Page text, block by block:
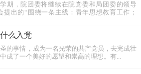
期，院团委将继续在院党委和局团委的领导
出的“围绕一条主线：青年思想教育工作；
么入党
的事情，成为一名光荣的共产党员，去完成壮
成了一个美好的愿望和崇高的理想。有...